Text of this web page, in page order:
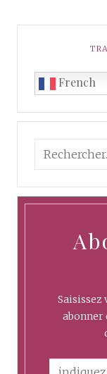
French
Saisissez
abonner